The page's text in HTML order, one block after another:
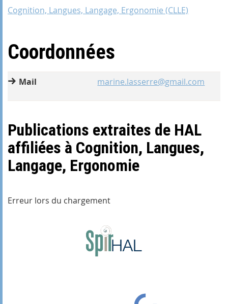
Cognition, Langues, Langage, Ergonomie (CLLE)
Coordonnées
Mail marine.lasserre@gmail.com
Publications extraites de HAL
affiliées à Cognition, Langues,
Langage, Ergonomie
Erreur lors du chargement